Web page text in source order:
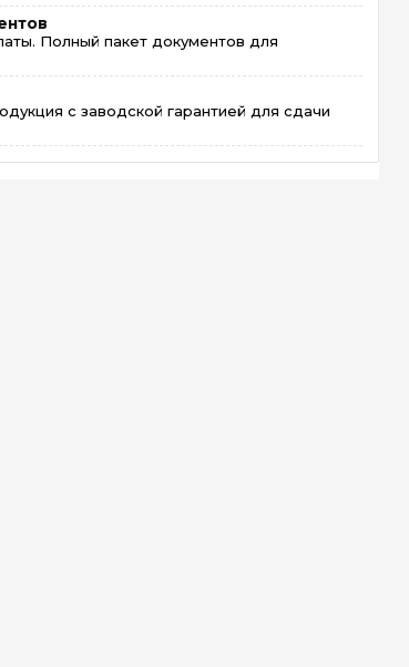
Полный пакет документов для
с заводской гарантией для сдачи